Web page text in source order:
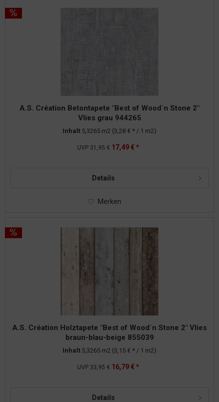
A.S. Création Betontapete "Best of Wood`n Stone 2"
Vlies grau 944265
Inhalt 5,3265 m2 (3,28 € * / 1 m2)
UVP 31,95 € 17,49 € *
Details
Merken
A.S. Création Holztapete "Best of Wood`n Stone 2" Vlies
braun-blau-beige 855039
Inhalt 5,3265 m2 (3,15 € * / 1 m2)
UVP 33,95 € 16,79 € *
Details